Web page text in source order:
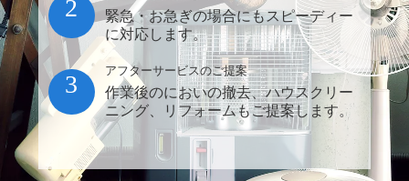
緊急・お急ぎの場合にもスピーディー
に対応します。
2
アフターサービスのご提案
作業後のにおいの撤去、ハウスクリー
ニング、リフォームもご提案します。
3